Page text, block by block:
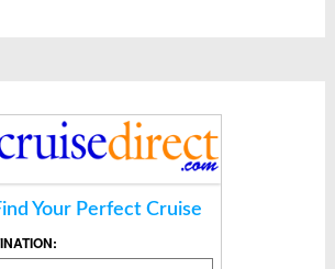
Your Perfect Cruise